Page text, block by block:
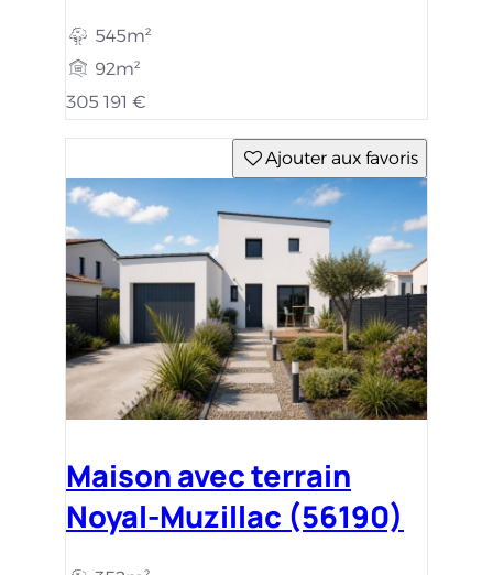
545m²
92m²
305 191 €
Ajouter aux favoris
Maison avec terrain
Noyal-Muzillac (56190)